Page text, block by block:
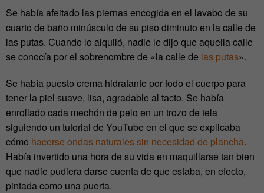
Se había afeitado las piernas encogida en el lavabo de su
cuarto de baño minúsculo de su piso diminuto en la calle de
las putas. Cuando lo alquiló, nadie le dijo que aquella calle
se conocía por el sobrenombre de «la calle de las putas».
Se había puesto crema hidratante por todo el cuerpo para
tener la piel suave, lisa, agradable al tacto. Se había
enrollado cada mechón de pelo en un trozo de tela
siguiendo un tutorial de YouTube en el que se explicaba
cómo hacerse ondas naturales sin necesidad de plancha.
Había invertido una hora de su vida en maquillarse tan bien
que nadie pudiera darse cuenta de que estaba, en efecto,
pintada como una puerta.